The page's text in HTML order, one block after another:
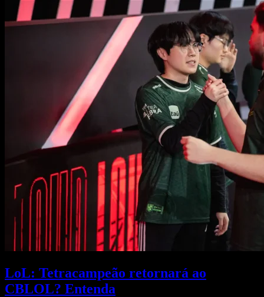
LoL: Tetracampeão retornará ao
CBLOL? Entenda